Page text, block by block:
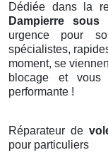
Dédiée dans la
Dampierre sous
urgence pour
spécialistes,
moment, se
blocage et vous
performante !
Réparateur de
pour particuliers